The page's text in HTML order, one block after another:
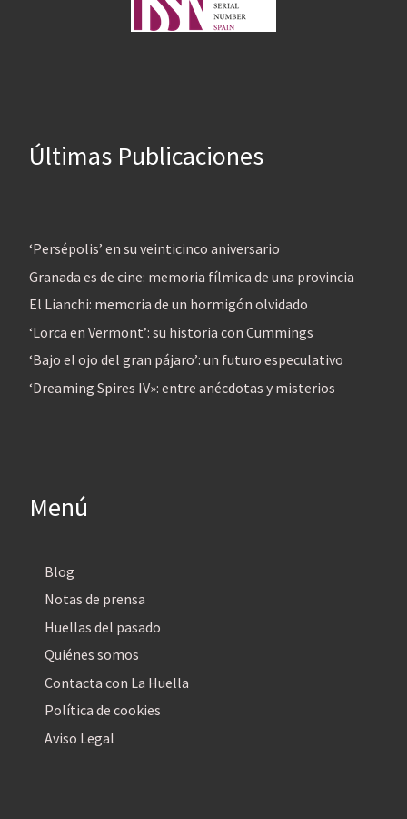
Últimas Publicaciones
‘Persépolis’ en su veinticinco aniversario
Granada es de cine: memoria fílmica de una provincia
El Lianchi: memoria de un hormigón olvidado
‘Lorca en Vermont’: su historia con Cummings
‘Bajo el ojo del gran pájaro’: un futuro especulativo
‘Dreaming Spires IV»: entre anécdotas y misterios
Menú
Blog
Notas de prensa
Huellas del pasado
Quiénes somos
Contacta con La Huella
Política de cookies
Aviso Legal